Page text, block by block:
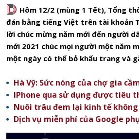
D Hôm 12/2 (mùng 1 Tết), Tổng
đán bằng tiếng Việt trên tài khoản
lời chúc mừng năm mới đến người
mới 2021 chúc mọi người một năm
một ngày có thể bỏ khẩu trang và
Hà Vỹ: Sức nóng của chợ gia
IPhone qua sử dụng được tiêu
Nuôi trâu đem lại kinh tế không
Dịch vụ miễn phí của Google